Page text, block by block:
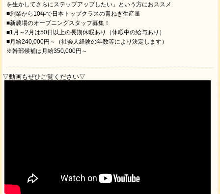
を生かしてさらにステップアップしたい」という方におススメ
■創業から10年で日本トップクラスの青ねぎ生産量
■新農場のオープニングスタッフ募集！
■1月～2月は50日以上の長期休暇あり（休暇中の給与あり）
■月給240,000円～（社会人経験の年数等により決定します）
※幹部候補は月給350,000円～
▽動画もぜひご覧ください▽